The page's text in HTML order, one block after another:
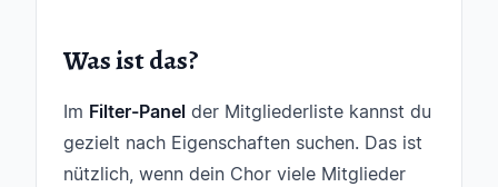
Was ist das?
Im Filter-Panel der Mitgliederliste kannst du
gezielt nach Eigenschaften suchen. Das ist
nützlich, wenn dein Chor viele Mitglieder